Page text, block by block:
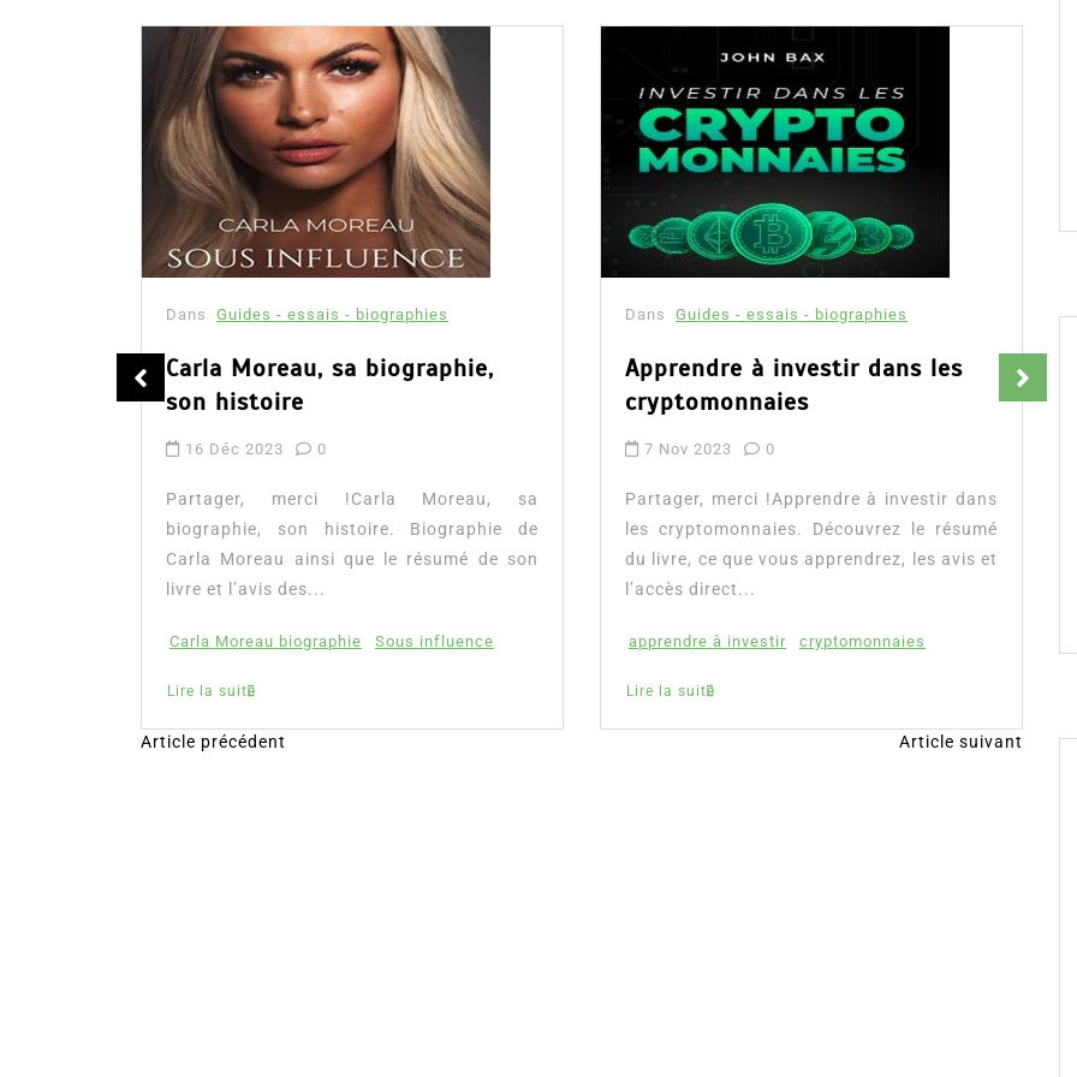
Dans Guides - essais - biographies
Carla Moreau, sa biographie,
son histoire
16 Déc 2023 0
Partager, merci !Carla Moreau, sa
biographie, son histoire. Biographie de
Carla Moreau ainsi que le résumé de son
livre et l’avis des...
Carla Moreau biographie Sous influence
Lire la suite
Dans Guides - essais - biographies
Apprendre à investir dans les
cryptomonnaies
7 Nov 2023 0
Partager, merci !Apprendre à investir dans
les cryptomonnaies. Découvrez le résumé
du livre, ce que vous apprendrez, les avis et
l’accès direct...
apprendre à investir cryptomonnaies
Lire la suite
N
Article précédent Article suivant